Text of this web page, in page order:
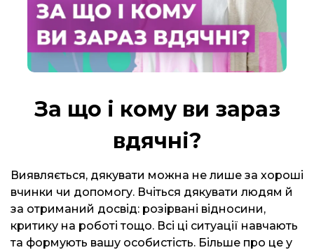
За що і кому ви зараз
вдячні?
Виявляється, дякувати можна не лише за хороші
вчинки чи допомогу. Вчіться дякувати людям й
за отриманий досвід: розірвані відносини,
критику на роботі тощо. Всі ці ситуації навчають
та формують вашу особистість. Більше про це у